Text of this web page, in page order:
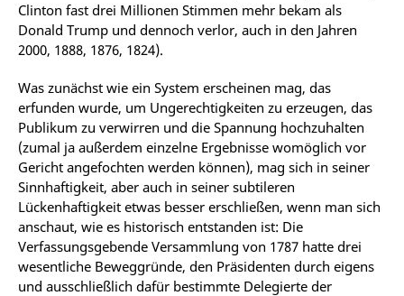
Clinton fast drei Millionen Stimmen mehr bekam als
Donald Trump und dennoch verlor, auch in den Jahren
2000, 1888, 1876, 1824).
Was zunächst wie ein System erscheinen mag, das
erfunden wurde, um Ungerechtigkeiten zu erzeugen, das
Publikum zu verwirren und die Spannung hochzuhalten
(zumal ja außerdem einzelne Ergebnisse womöglich vor
Gericht angefochten werden können), mag sich in seiner
Sinnhaftigkeit, aber auch in seiner subtileren
Lückenhaftigkeit etwas besser erschließen, wenn man sich
anschaut, wie es historisch entstanden ist: Die
Verfassungsgebende Versammlung von 1787 hatte drei
wesentliche Beweggründe, den Präsidenten durch eigens
und ausschließlich dafür bestimmte Delegierte der